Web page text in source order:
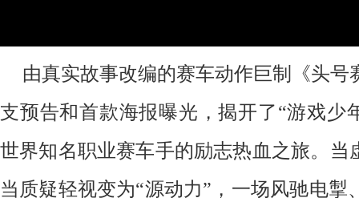
由真实故事改编的赛车动作巨制《头号
支预告和首款海报曝光，揭开了“游戏少
世界知名职业赛车手的励志热血之旅。当
当质疑轻视变为“源动力”，一场风驰电掣